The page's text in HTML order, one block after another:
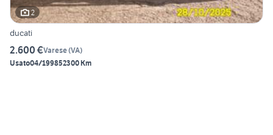
2
ducati
2.600 €Varese(VA)
Usato04/199852300 Km